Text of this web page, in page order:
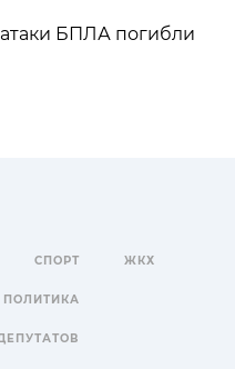
БПЛА погибли
СПОРТ ЖКХ
ПОЛИТИКА